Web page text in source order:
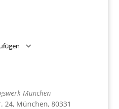
München
24, München, 80331